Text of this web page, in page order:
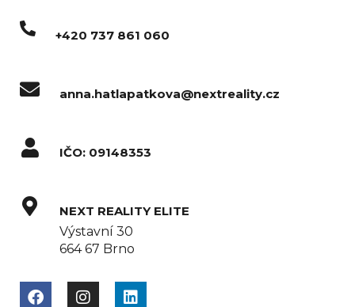
+420 737 861 060
anna.hatlapatkova@nextreality.cz
IČO: 09148353
NEXT REALITY ELITE
Výstavní 30
664 67 Brno